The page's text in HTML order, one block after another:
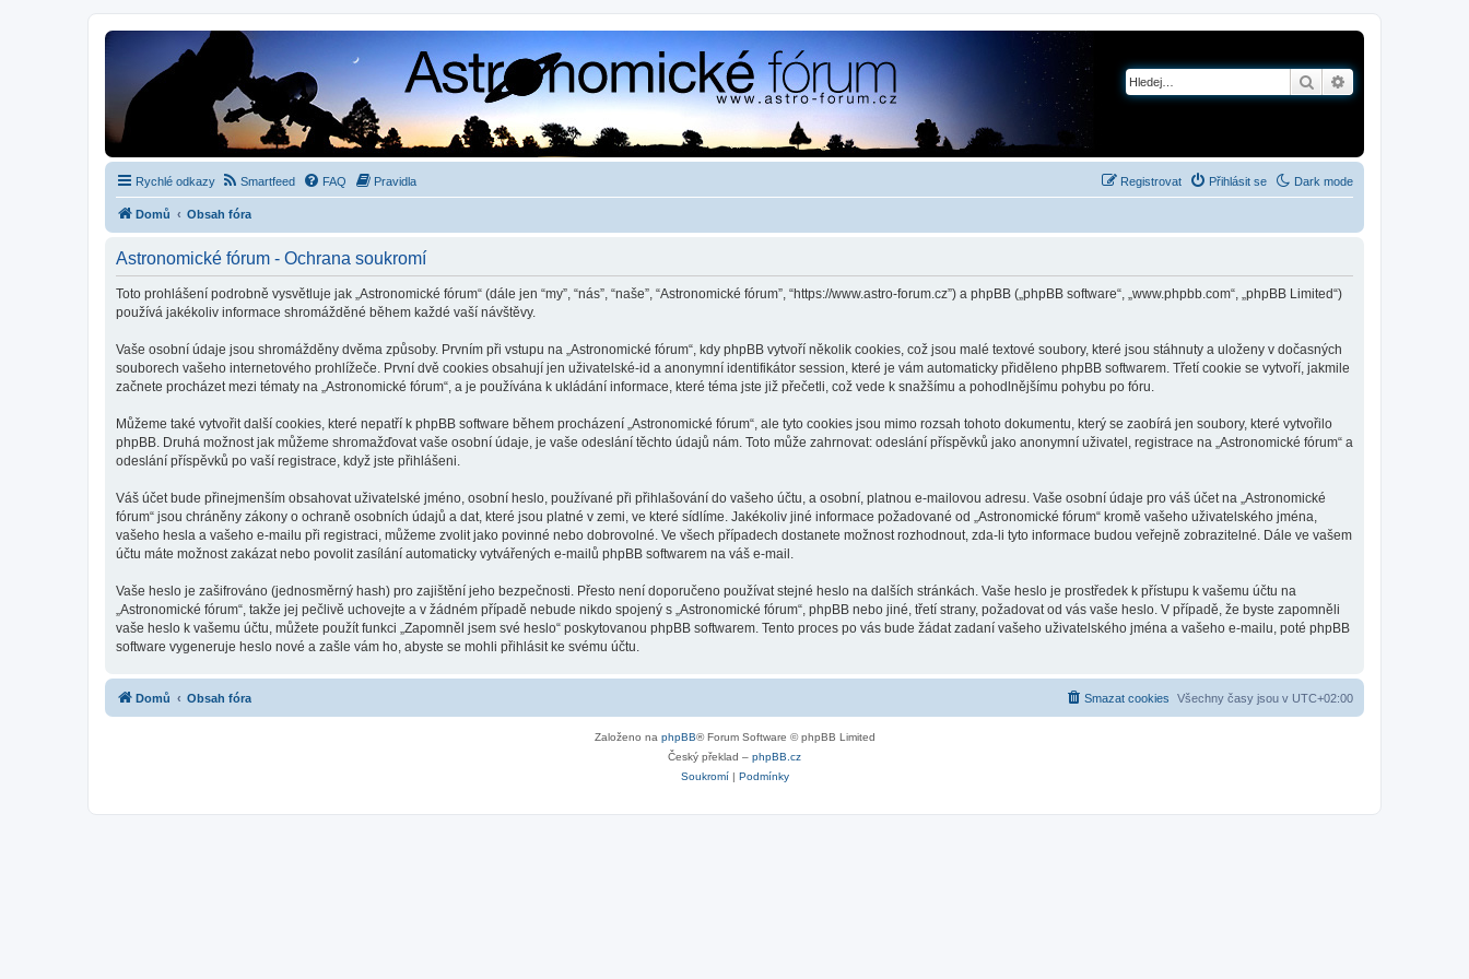
Hledat
Rychlé odkazy Dark mode
Smartfeed FAQ Pravidla Přihlásit se
Registrovat
Domů Obsah fóra
Astronomické fórum - Ochrana soukromí
Toto prohlášení podrobně vysvětluje jak „Astronomické fórum“ (dále jen “my”, “nás”, “naše”, “Astronomické fórum”, “https://www.astro-forum.cz”) a phpBB („phpBB software“, „www.phpbb.com“, „phpBB Limited“)
používá jakékoliv informace shromážděné během každé vaší návštěvy.
Vaše osobní údaje jsou shromážděny dvěma způsoby. Prvním při vstupu na „Astronomické fórum“, kdy phpBB vytvoří několik cookies, což jsou malé textové soubory, které jsou stáhnuty a uloženy v dočasných
souborech vašeho internetového prohlížeče. První dvě cookies obsahují jen uživatelské-id a anonymní identifikátor session, které je vám automaticky přiděleno phpBB softwarem. Třetí cookie se vytvoří, jakmile
začnete procházet mezi tématy na „Astronomické fórum“, a je používána k ukládání informace, které téma jste již přečetli, což vede k snažšímu a pohodlnějšímu pohybu po fóru.
Můžeme také vytvořit další cookies, které nepatří k phpBB software během procházení „Astronomické fórum“, ale tyto cookies jsou mimo rozsah tohoto dokumentu, který se zaobírá jen soubory, které vytvořilo
phpBB. Druhá možnost jak můžeme shromažďovat vaše osobní údaje, je vaše odeslání těchto údajů nám. Toto může zahrnovat: odeslání příspěvků jako anonymní uživatel, registrace na „Astronomické fórum“ a
odeslání příspěvků po vaší registrace, když jste přihlášeni.
Váš účet bude přinejmenším obsahovat uživatelské jméno, osobní heslo, používané při přihlašování do vašeho účtu, a osobní, platnou e-mailovou adresu. Vaše osobní údaje pro váš účet na „Astronomické
fórum“ jsou chráněny zákony o ochraně osobních údajů a dat, které jsou platné v zemi, ve které sídlíme. Jakékoliv jiné informace požadované od „Astronomické fórum“ kromě vašeho uživatelského jména,
vašeho hesla a vašeho e-mailu při registraci, můžeme zvolit jako povinné nebo dobrovolné. Ve všech případech dostanete možnost rozhodnout, zda-li tyto informace budou veřejně zobrazitelné. Dále ve vašem
účtu máte možnost zakázat nebo povolit zasílání automaticky vytvářených e-mailů phpBB softwarem na váš e-mail.
Vaše heslo je zašifrováno (jednosměrný hash) pro zajištění jeho bezpečnosti. Přesto není doporučeno používat stejné heslo na dalších stránkách. Vaše heslo je prostředek k přístupu k vašemu účtu na
„Astronomické fórum“, takže jej pečlivě uchovejte a v žádném případě nebude nikdo spojený s „Astronomické fórum“, phpBB nebo jiné, třetí strany, požadovat od vás vaše heslo. V případě, že byste zapomněli
vaše heslo k vašemu účtu, můžete použít funkci „Zapomněl jsem své heslo“ poskytovanou phpBB softwarem. Tento proces po vás bude žádat zadaní vašeho uživatelského jména a vašeho e-mailu, poté phpBB
software vygeneruje heslo nové a zašle vám ho, abyste se mohli přihlásit ke svému účtu.
Domů Obsah fóra Všechny časy jsou v UTC+02:00
Smazat cookies
Založeno na phpBB® Forum Software © phpBB Limited
Český překlad – phpBB.cz
Soukromí| Podmínky